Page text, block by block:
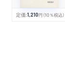
定価:1,210円 （10％税込）